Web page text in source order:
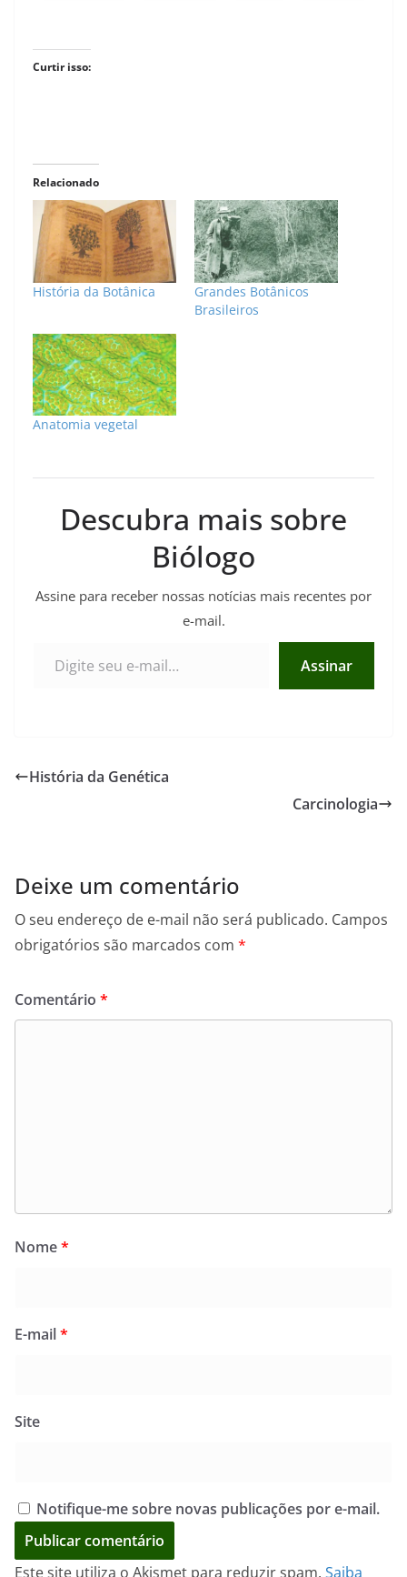
Curtir isso:
Relacionado
História da Botânica
Grandes Botânicos
Brasileiros
Anatomia vegetal
Descubra mais sobre
Biólogo
Assine para receber nossas notícias mais recentes por
e-mail.
Assinar
História da Genética
Carcinologia
Deixe um comentário
O seu endereço de e-mail não será publicado. Campos
obrigatórios são marcados com *
Comentário *
Nome*
E-mail*
Site
Notifique-me sobre novas publicações por e-mail.
Este site utiliza o Akismet para reduzir spam. Saiba